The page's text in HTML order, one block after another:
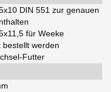
DIN 551 zur genauen
für Weeke
werden
Futter